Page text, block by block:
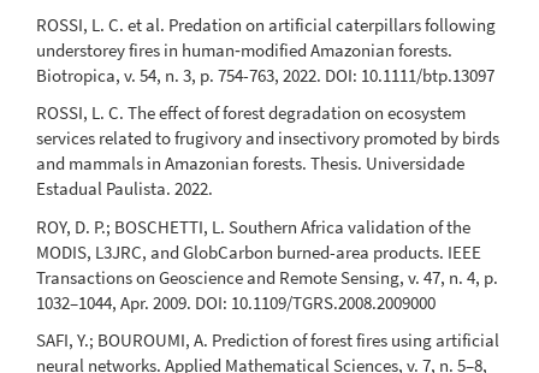
ROSSI, L. C. et al. Predation on artificial caterpillars following
understorey fires in human‐modified Amazonian forests.
Biotropica, v. 54, n. 3, p. 754-763, 2022. DOI: 10.1111/btp.13097
ROSSI, L. C. The effect of forest degradation on ecosystem
services related to frugivory and insectivory promoted by birds
and mammals in Amazonian forests. Thesis. Universidade
Estadual Paulista. 2022.
ROY, D. P.; BOSCHETTI, L. Southern Africa validation of the
MODIS, L3JRC, and GlobCarbon burned-area products. IEEE
Transactions on Geoscience and Remote Sensing, v. 47, n. 4, p.
1032–1044, Apr. 2009. DOI: 10.1109/TGRS.2008.2009000
SAFI, Y.; BOUROUMI, A. Prediction of forest fires using artificial
neural networks. Applied Mathematical Sciences, v. 7, n. 5–8,